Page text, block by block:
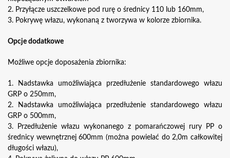
2. Przyłącze uszczelkowe pod rurę o średnicy 110 lub 160mm,
3. Pokrywę włazu, wykonaną z tworzywa w kolorze zbiornika.
Opcje dodatkowe
Możliwe opcje doposażenia zbiornika:
1. Nadstawka umożliwiająca przedłużenie standardowego włazu
GRP o 250mm,
2. Nadstawka umożliwiająca przedłużenie standardowego włazu
GRP o 500mm,
3. Przedłużenie włazu wykonanego z pomarańczowej rury PP o
średnicy wewnętrznej 600mm (można powielać do 2,0m całkowitej
długości włazu),